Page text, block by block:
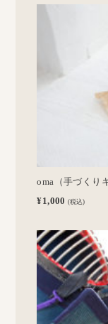
oma（手づくり
¥1,000(税込)